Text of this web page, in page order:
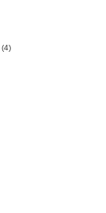
(4)